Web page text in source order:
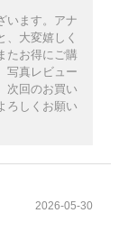
います。アナ
、大変嬉しく
たお得にご購
写真レビュー
次回のお買い
ろしくお願い
2026-05-30